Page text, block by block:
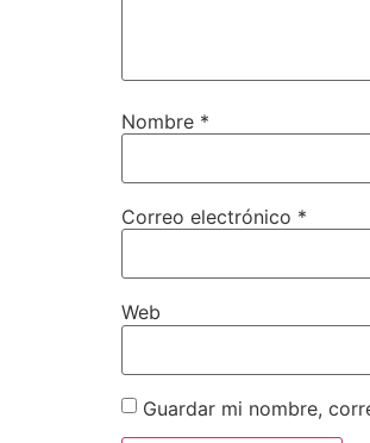
Nombre *
Correo electrónico *
Web
Guardar mi nombre,